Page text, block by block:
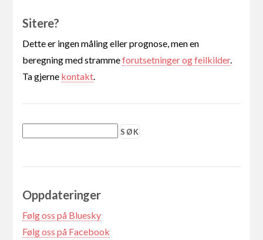
Sitere?
Dette er ingen måling eller prognose, men en
beregning med strammeforutsetninger og feilkilder.
Ta gjerne kontakt
Oppdateringer
Følg oss på Bluesky
Følg oss på Facebook